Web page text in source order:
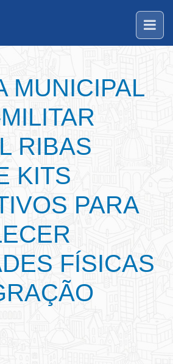
MUNICIPAL
RIBAS
KITS
PARA
FÍSICAS